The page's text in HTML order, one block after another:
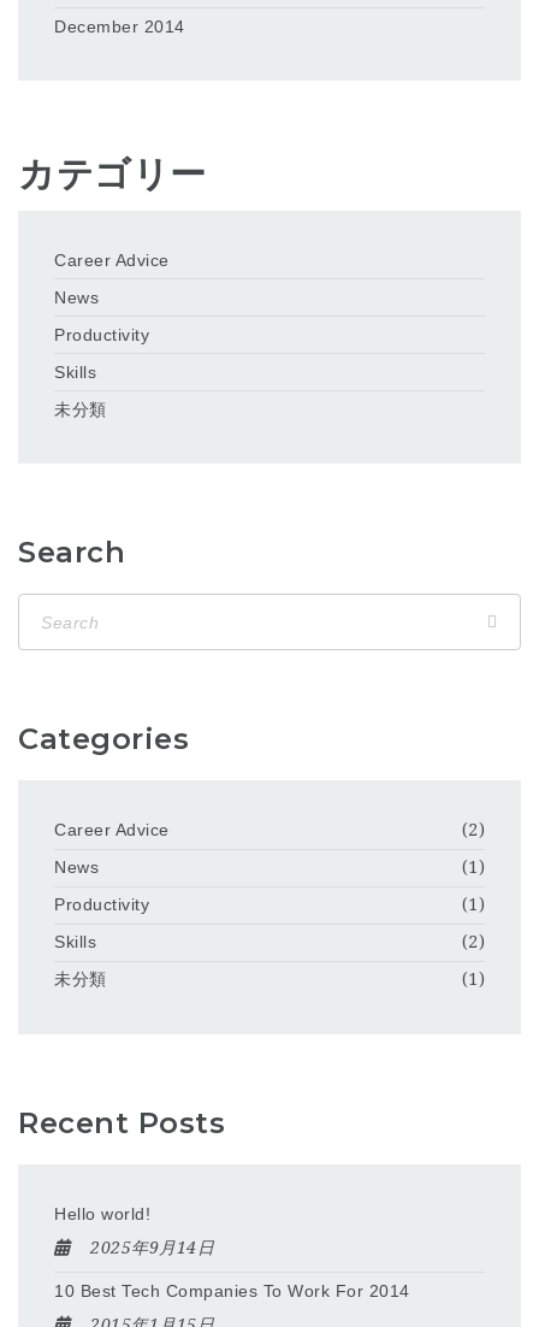
December 2014
カテゴリー
Career Advice
News
Productivity
Skills
未分類
Search
Categories
Career Advice
(2)
News
(1)
Productivity
(1)
Skills
(2)
未分類
(1)
Recent Posts
Hello world!
2025年9月14日
10 Best Tech Companies To Work For 2014